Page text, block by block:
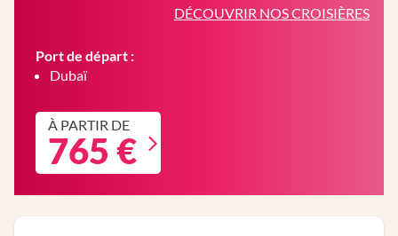
DÉCOUVRIR NOS CROISIÈRES
Port de départ :
Dubaï
À PARTIR DE
765 €